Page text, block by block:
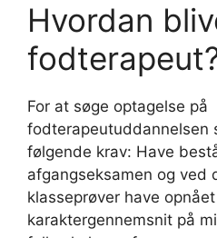
Hvordan
For at søge optagelse på
fodterapeutuddannelsen
følgende krav: Have
afgangseksamen og ved
klasseprøver have
karaktergennemsnit på